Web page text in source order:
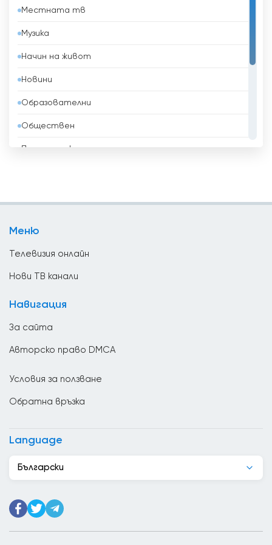
Бахрейн
Беларус
Белгия
Белиз
Бенин
Боливия
Гватемала
Германия
Джибути
Местната тв
Музика
Начин на живот
Новини
Образователни
Обществен
Политически
Меню
Телевизия онлайн
Нови ТВ канали
Навигация
За сайта
Авторско право DMCA
Условия за ползване
Обратна връзка
Language
Български